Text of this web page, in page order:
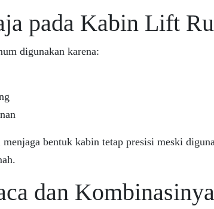
pada Kabin Lift
digunakan karena:
bentuk kabin tetap presisi meski
dan Kombinasinya